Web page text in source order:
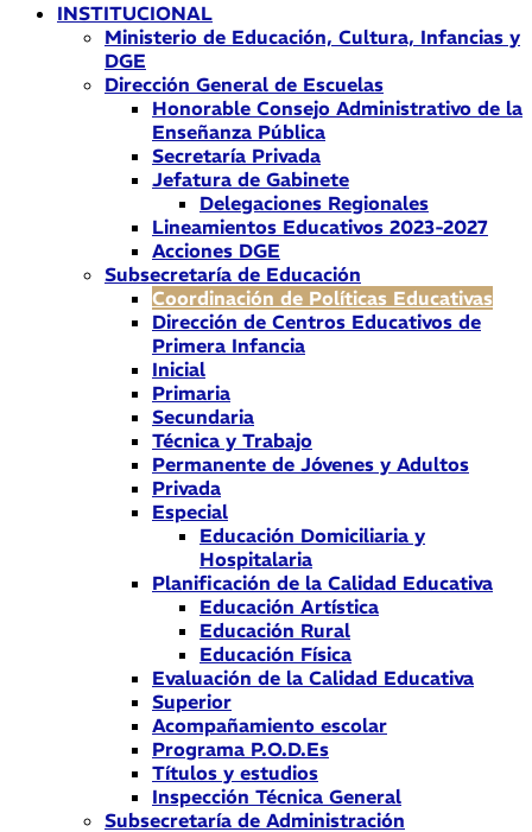
INSTITUCIONAL
Ministerio de Educación, Cultura, Infancias y
DGE
Dirección General de Escuelas
Honorable Consejo Administrativo de la
Enseñanza Pública
Secretaría Privada
Jefatura de Gabinete
Delegaciones Regionales
Lineamientos Educativos 2023-2027
Acciones DGE
Subsecretaría de Educación
Coordinación de Políticas Educativas
Dirección de Centros Educativos de
Primera Infancia
Inicial
Primaria
Secundaria
Técnica y Trabajo
Permanente de Jóvenes y Adultos
Privada
Especial
Educación Domiciliaria y
Hospitalaria
Planificación de la Calidad Educativa
Educación Artística
Educación Rural
Educación Física
Evaluación de la Calidad Educativa
Superior
Acompañamiento escolar
Programa P.O.D.Es
Títulos y estudios
Inspección Técnica General
Subsecretaría de Administración